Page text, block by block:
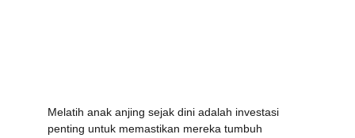
Melatih anak anjing sejak dini adalah investasi
penting untuk memastikan mereka tumbuh